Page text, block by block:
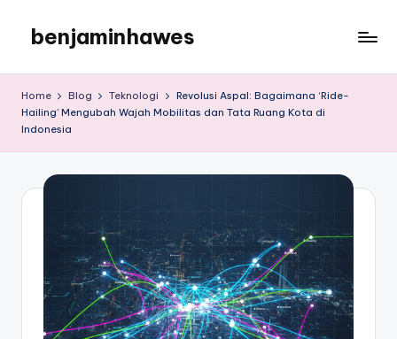
content
benjaminhawes
Home Blog Teknologi
Revolusi Aspal: Bagaimana ‘Ride-
Hailing’ Mengubah Wajah Mobilitas dan Tata Ruang Kota di
Indonesia